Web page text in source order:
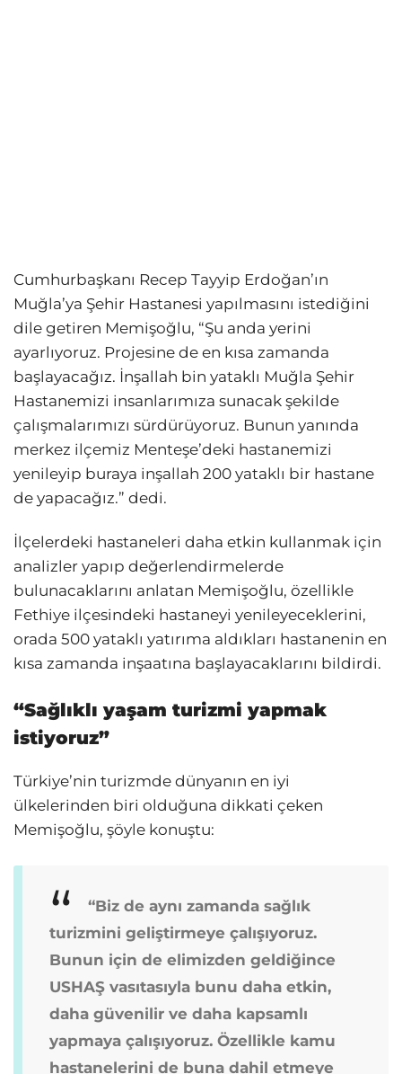
Cumhurbaşkanı Recep Tayyip Erdoğan’ın
Muğla’ya Şehir Hastanesi yapılmasını istediğini
dile getiren Memişoğlu, “Şu anda yerini
ayarlıyoruz. Projesine de en kısa zamanda
başlayacağız. İnşallah bin yataklı Muğla Şehir
Hastanemizi insanlarımıza sunacak şekilde
çalışmalarımızı sürdürüyoruz. Bunun yanında
merkez ilçemiz Menteşe’deki hastanemizi
yenileyip buraya inşallah 200 yataklı bir hastane
de yapacağız.” dedi.
İlçelerdeki hastaneleri daha etkin kullanmak için
analizler yapıp değerlendirmelerde
bulunacaklarını anlatan Memişoğlu, özellikle
Fethiye ilçesindeki hastaneyi yenileyeceklerini,
orada 500 yataklı yatırıma aldıkları hastanenin en
kısa zamanda inşaatına başlayacaklarını bildirdi.
“Sağlıklı yaşam turizmi yapmak
istiyoruz”
Türkiye’nin turizmde dünyanın en iyi
ülkelerinden biri olduğuna dikkati çeken
Memişoğlu, şöyle konuştu:
“Biz de aynı zamanda sağlık
turizmini geliştirmeye çalışıyoruz.
Bunun için de elimizden geldiğince
USHAŞ vasıtasıyla bunu daha etkin,
daha güvenilir ve daha kapsamlı
yapmaya çalışıyoruz. Özellikle kamu
hastanelerini de buna dahil etmeye